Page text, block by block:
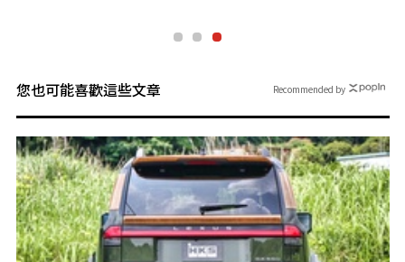
您也可能喜歡這些文章 Recommended by